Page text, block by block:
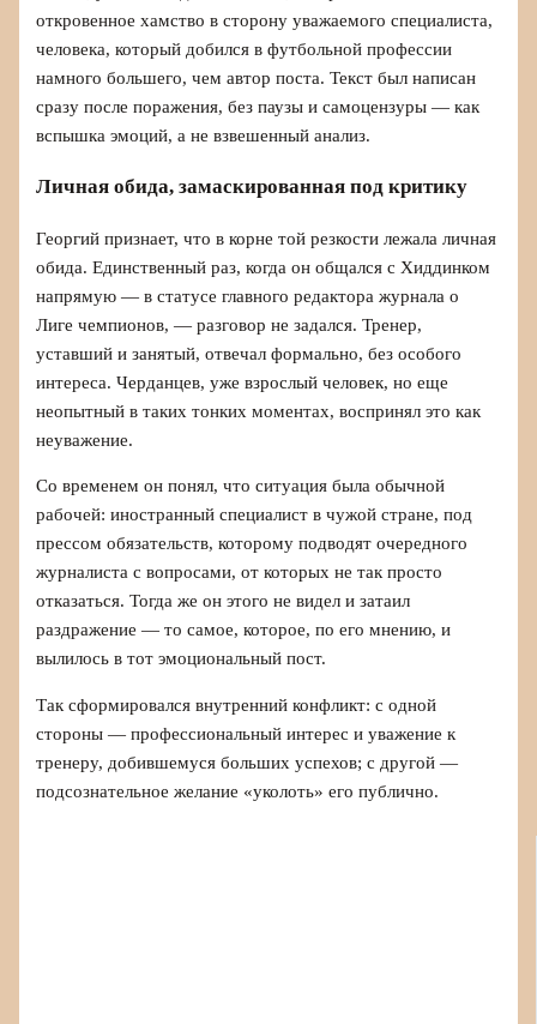
откровенное хамство в сторону уважаемого специалиста,
человека, который добился в футбольной профессии
намного большего, чем автор поста. Текст был написан
сразу после поражения, без паузы и самоцензуры — как
вспышка эмоций, а не взвешенный анализ.
Личная обида, замаскированная под критику
Георгий признает, что в корне той резкости лежала личная
обида. Единственный раз, когда он общался с Хиддинком
напрямую — в статусе главного редактора журнала о
Лиге чемпионов, — разговор не задался. Тренер,
уставший и занятый, отвечал формально, без особого
интереса. Черданцев, уже взрослый человек, но еще
неопытный в таких тонких моментах, воспринял это как
неуважение.
Со временем он понял, что ситуация была обычной
рабочей: иностранный специалист в чужой стране, под
прессом обязательств, которому подводят очередного
журналиста с вопросами, от которых не так просто
отказаться. Тогда же он этого не видел и затаил
раздражение — то самое, которое, по его мнению, и
вылилось в тот эмоциональный пост.
Так сформировался внутренний конфликт: с одной
стороны — профессиональный интерес и уважение к
тренеру, добившемуся больших успехов; с другой —
подсознательное желание «уколоть» его публично.